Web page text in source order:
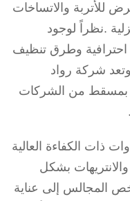
للأتربة والاتساخات
.نظراً لوجود
احترافية وطرق تنظيف
شركة رواد
بمسقط من الشركات
ذات الكفاءة العالية
بشكل
المجالس إلى عناية